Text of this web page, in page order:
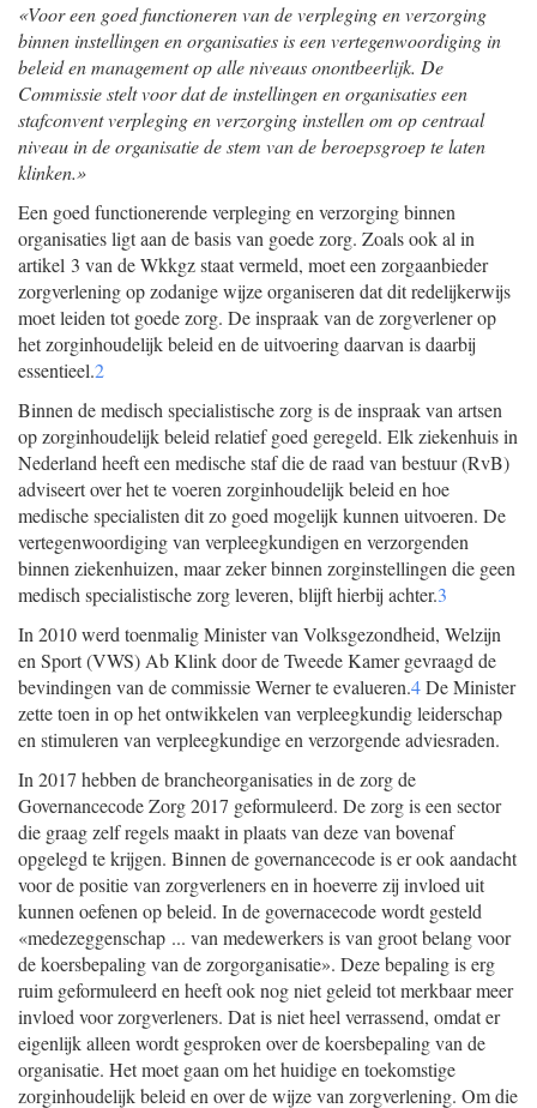
«Voor een goed functioneren van de verpleging en verzorging
binnen instellingen en organisaties is een vertegenwoordiging in
beleid en management op alle niveaus onontbeerlijk. De
Commissie stelt voor dat de instellingen en organisaties een
stafconvent verpleging en verzorging instellen om op centraal
niveau in de organisatie de stem van de beroepsgroep te laten
klinken.»
Een goed functionerende verpleging en verzorging binnen
organisaties ligt aan de basis van goede zorg. Zoals ook al in
artikel 3 van de Wkkgz staat vermeld, moet een zorgaanbieder
zorgverlening op zodanige wijze organiseren dat dit redelijkerwijs
moet leiden tot goede zorg. De inspraak van de zorgverlener op
het zorginhoudelijk beleid en de uitvoering daarvan is daarbij
essentieel.2
Binnen de medisch specialistische zorg is de inspraak van artsen
op zorginhoudelijk beleid relatief goed geregeld. Elk ziekenhuis in
Nederland heeft een medische staf die de raad van bestuur (RvB)
adviseert over het te voeren zorginhoudelijk beleid en hoe
medische specialisten dit zo goed mogelijk kunnen uitvoeren. De
vertegenwoordiging van verpleegkundigen en verzorgenden
binnen ziekenhuizen, maar zeker binnen zorginstellingen die geen
medisch specialistische zorg leveren, blijft hierbij achter.3
In 2010 werd toenmalig Minister van Volksgezondheid, Welzijn
en Sport (VWS) Ab Klink door de Tweede Kamer gevraagd de
bevindingen van de commissie Werner te evalueren.4De Minister
zette toen in op het ontwikkelen van verpleegkundig leiderschap
en stimuleren van verpleegkundige en verzorgende adviesraden.
In 2017 hebben de brancheorganisaties in de zorg de
Governancecode Zorg 2017 geformuleerd. De zorg is een sector
die graag zelf regels maakt in plaats van deze van bovenaf
opgelegd te krijgen. Binnen de governancecode is er ook aandacht
voor de positie van zorgverleners en in hoeverre zij invloed uit
kunnen oefenen op beleid. In de governacecode wordt gesteld
«medezeggenschap ... van medewerkers is van groot belang voor
de koersbepaling van de zorgorganisatie». Deze bepaling is erg
ruim geformuleerd en heeft ook nog niet geleid tot merkbaar meer
invloed voor zorgverleners. Dat is niet heel verrassend, omdat er
eigenlijk alleen wordt gesproken over de koersbepaling van de
organisatie. Het moet gaan om het huidige en toekomstige
zorginhoudelijk beleid en over de wijze van zorgverlening. Om die